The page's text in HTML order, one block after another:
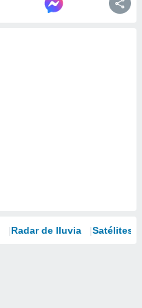
Radar de lluvia Satélites